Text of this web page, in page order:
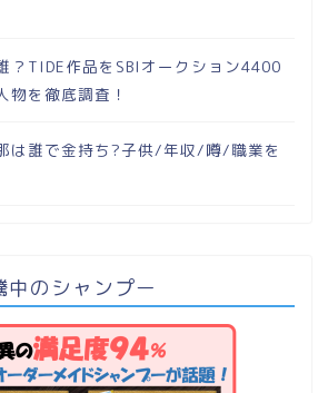
？TIDE作品をSBIオークション4400
物を徹底調査！
は誰で金持ち?子供/年収/噂/職業を
中のシャンプー